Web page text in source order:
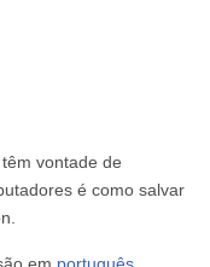
vontade de
é como salvar